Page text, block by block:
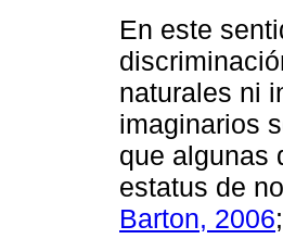
En este
naturales ni
imaginarios
que algunas
estatus de
Barton, 2006;